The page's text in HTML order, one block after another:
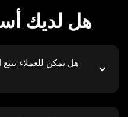
هل لديك